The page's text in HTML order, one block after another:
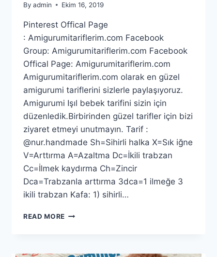
By admin Ekim 16, 2019
Pinterest Offical Page
: Amigurumitariflerim.com Facebook
Group: Amigurumitariflerim.com Facebook
Offical Page: Amigurumitariflerim.com
Amigurumitariflerim.com olarak en güzel
amigurumi tariflerini sizlerle paylaşıyoruz.
Amigurumi Işıl bebek tarifini sizin için
düzenledik.Birbirinden güzel tarifler için bizi
ziyaret etmeyi unutmayın. Tarif :
@nur.handmade Sh=Sihirli halka X=Sık iğne
V=Arttırma A=Azaltma Dc=İkili trabzan
Cc=İlmek kaydırma Ch=Zincir
Dca=Trabzanla arttırma 3dca=1 ilmeğe 3
ikili trabzan Kafa: 1) sihirli…
READ MORE AMIGURUMI